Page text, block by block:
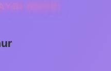
NEDIR